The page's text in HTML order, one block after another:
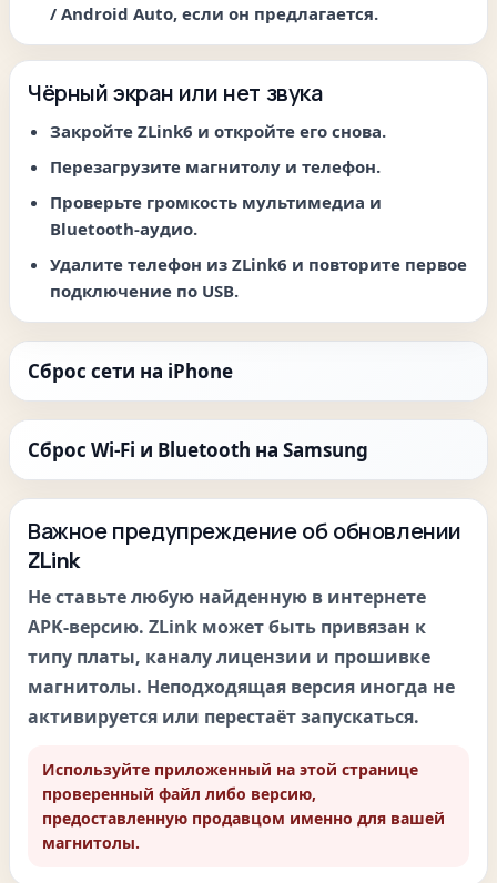
/ Android Auto, если он предлагается.
Чёрный экран или нет звука
Закройте ZLink6 и откройте его снова.
Перезагрузите магнитолу и телефон.
Проверьте громкость мультимедиа и
Bluetooth-аудио.
Удалите телефон из ZLink6 и повторите первое
подключение по USB.
Сброс сети на iPhone
Сброс Wi-Fi и Bluetooth на Samsung
Важное предупреждение об обновлении
ZLink
Не ставьте любую найденную в интернете
APK-версию. ZLink может быть привязан к
типу платы, каналу лицензии и прошивке
магнитолы. Неподходящая версия иногда не
активируется или перестаёт запускаться.
Используйте приложенный на этой странице
проверенный файл либо версию,
предоставленную продавцом именно для вашей
магнитолы.